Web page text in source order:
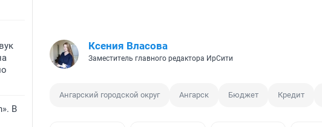
В
Ксения Власова
Заместитель главного редактора ИрСити
Ангарский городской округ Ангарск Бюджет Кредит